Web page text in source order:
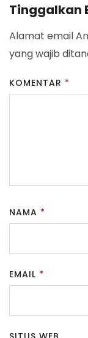
Tinggalkan
Alamat email
yang wajib
KOMENTAR *
NAMA *
EMAIL *